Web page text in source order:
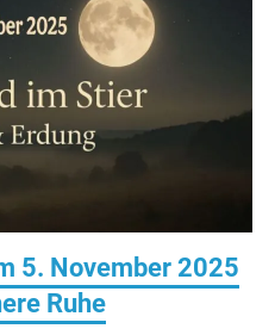
5. November 2025
Ruhe